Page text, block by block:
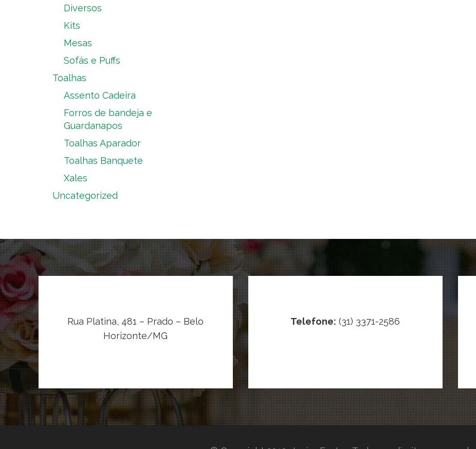
Diversos
Kits
Mesas
Sofás e Puffs
Toalhas
Assento Cadeira
Forros de bandeja e
Guardanapos
Toalhas Aparador
Toalhas Banquete
Xales
Uncategorized
Rua Platina, 481 – Prado – Belo
Horizonte/MG
Telefone: (31) 3371-2586